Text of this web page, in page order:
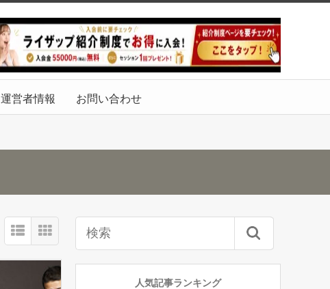
運営者情報 お問い合わせ
人気記事ランキング